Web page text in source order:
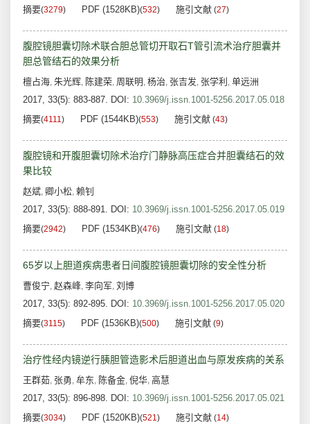
摘要(3279) PDF (1528KB)(532) 施引文献 (27)
腹腔镜胆囊切除术联合胆总管切开取石T管引流术治疗胆囊并
胆总管结石的效果分析
檀占海, 朱光辉, 陈建荣, 周联明 , 杨治, 张吉发, 张学利 , 单远洲
2017, 33(5): 883-887. DOI: 10.3969/j.issn.1001-5256.2017.05.018
摘要(4111) PDF (1544KB)(553) 施引文献 (43)
腹腔镜和开腹胆囊切除术治疗门静脉高压症合并胆囊结石的效
果比较
赵斌, 卿小松, 赖钊
2017, 33(5): 888-891. DOI: 10.3969/j.issn.1001-5256.2017.05.019
摘要(2942) PDF (1534KB)(476) 施引文献 (18)
65岁以上胆道疾病患者日间腹腔镜胆囊切除的安全性分析
曹俊宁, 赵森峰, 李向军, 刘博
2017, 33(5): 892-895. DOI: 10.3969/j.issn.1001-5256.2017.05.020
摘要(3115) PDF (1536KB)(500) 施引文献 (9)
治疗性经内镜逆行胰胆管造影术后胆道出血与原发疾病的关系
王群茹, 张勇, 牟东, 陈备金, 倪华, 高慧
2017, 33(5): 896-898. DOI: 10.3969/j.issn.1001-5256.2017.05.021
摘要(3034) PDF (1520KB)(521) 施引文献 (14)